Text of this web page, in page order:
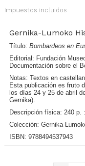
Impuestos incluidos
Gernika-Lumoko
Título: Bombardeos en
Editorial: Fundación
Documentación sobre el
Notas: Textos en
Esta publicación es fruto
los días 24 y 25 de abril
Gernika).
Descripción física: 240 p.
Colección: Gernika-
ISBN: 9788494537943